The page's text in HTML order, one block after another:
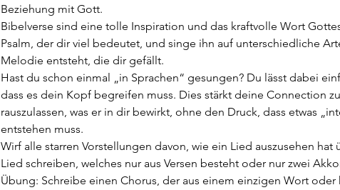
Beziehung mit Gott.
Bibelverse sind eine tolle Inspiration und das kraftvolle Wort
Psalm, der dir viel bedeutet, und singe ihn auf unterschiedliche
Melodie entsteht, die dir gefällt.
Hast du schon einmal „in Sprachen“ gesungen? Du lässt dabei
dass es dein Kopf begreifen muss. Dies stärkt deine Connection
rauszulassen, was er in dir bewirkt, ohne den Druck, dass etwas
entstehen muss.
Wirf alle starren Vorstellungen davon, wie ein Lied auszusehen
Lied schreiben, welches nur aus Versen besteht oder nur zwei
Übung: Schreibe einen Chorus, der aus einem einzigen Wort oder